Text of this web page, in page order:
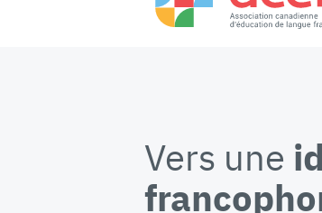
Vers une